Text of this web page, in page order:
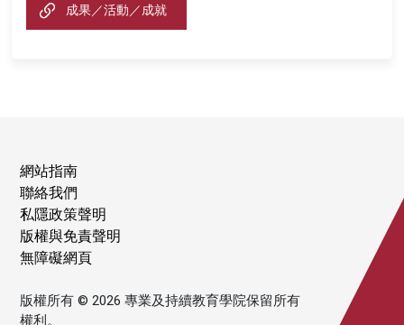
成果／活動／成就
網站指南
聯絡我們
私隱政策聲明
版權與免責聲明
無障礙網頁
版權所有 © 2026 專業及持續教育學院保留所有
權利。